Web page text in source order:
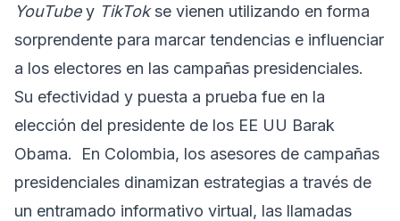
YouTubey TikTokse vienen utilizando en forma
sorprendente para marcar tendencias e influenciar
a los electores en las campañas presidenciales.
Su efectividad y puesta a prueba fue en la
elección del presidente de los EE UU Barak
Obama. En Colombia, los asesores de campañas
presidenciales dinamizan estrategias a través de
un entramado informativo virtual, las llamadas